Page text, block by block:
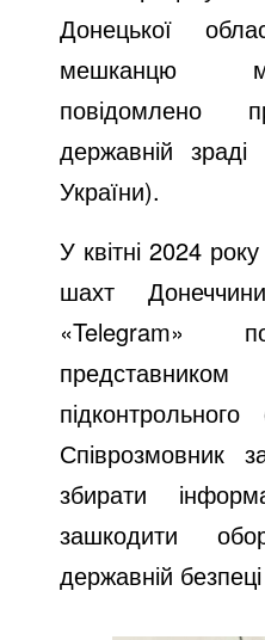
Донецької
мешканцю
державній
України).
У квітні 2024
шахт
«Telegram»
Співрозмовник
збирати
зашкодити
державній